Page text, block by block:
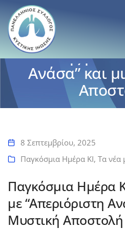
Παγκόσμια
Ίνωσης με
Ανάσα” και
Αρχική
8 Σεπτεμβρίου, 2025
Παγκόσμια Ημέρα ΚΙ, Τα νέα
Παγκόσμια Ημέρα
με “Απεριόριστη
Μυστική Αποστολή